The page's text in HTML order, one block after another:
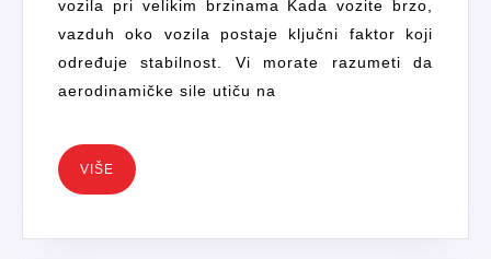
STABILNOST
NA
VELIKIM
vozila pri velikim brzinama Kada vozite brzo,
vazduh oko vozila postaje ključni faktor koji
određuje stabilnost. Vi morate razumeti da
aerodinamičke sile utiču na
VIŠE VIŠE